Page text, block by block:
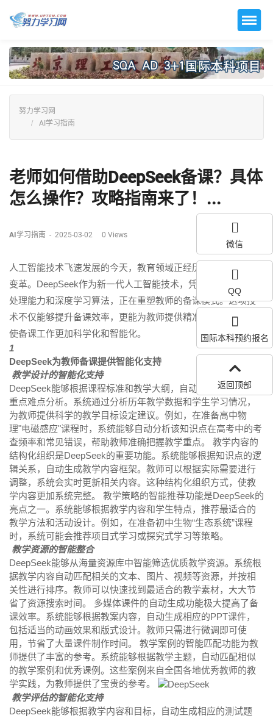
努力学习网
AI学习指南
老师如何借助DeepSeek备课？具体
怎么操作？攻略指南来了！...
AI学习指南 - 2025-03-02 0 Views
人工智能技术飞速发展的今天，教育领域正经历着前所未有的
变革。DeepSeek作为新一代人工智能技术，凭借其强大的数据
处理能力和深度学习算法，正在重塑教师的备课模式。这项技
术不仅能够提升备课效率，更能为教师提供精准的教学支持，
使备课工作更加科学化和智能化。
1
DeepSeek为教师备课提供智能化支持
教学设计的智能化支持
DeepSeek能够根据课程标准和教学大纲，自动生成教学目标和
重点难点分析。系统通过分析历年教学数据和学生学习情况，
为教师提供科学的教学目标设定建议。例如，在准备高中物
理"电磁感应"课程时，系统能够自动分析该知识点在高考中的考
查频率和常见错误，帮助教师准确把握教学重点。 教学内容的
结构化组织是DeepSeek的重要功能。系统能够根据知识点的逻
辑关系，自动生成教学内容框架。教师可以根据实际需要进行
调整，系统会实时更新相关内容。这种结构化组织方式，使教
学内容更加系统完整。 教学策略的智能推荐功能是DeepSeek的
亮点之一。系统能够根据教学内容和学生特点，推荐最适合的
教学方法和活动设计。例如，在准备初中生物“生态系统”课程
时，系统可能会推荐项目式学习或探究式学习等策略。
教学资源的智能整合
DeepSeek能够从海量资源库中智能筛选优质教学资源。系统根
据教学内容自动匹配相关的文本、图片、视频等资源，并按相
关性进行排序。教师可以快速找到最适合的教学素材，大大节
省了资源搜索时间。 多媒体课件的自动生成功能极大提高了备
课效率。系统能够根据教案内容，自动生成相应的PPT课件，
包括适当的动画效果和版式设计。教师只需进行微调即可使
用，节省了大量课件制作时间。 教学案例的智能匹配功能为教
师提供了丰富的参考。系统能够根据教学主题，自动匹配相似
的教学案例和优秀课例。这些案例来自全国各地优秀教师的教
学实践，为教师提供了宝贵的参考。
教学评估的智能化支持
DeepSeek能够根据教学内容和目标，自动生成相应的测试题
微信
QQ
国际本科预约报名
返回顶部